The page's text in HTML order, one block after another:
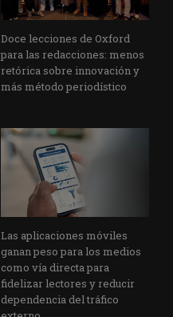
Doce lecciones de Oxford
para las redacciones: menos
retórica sobre innovación y
más método periodístico
Las aplicaciones móviles
ganan peso para los medios
como vía directa para
fidelizar lectores y reducir
dependencia del tráfico